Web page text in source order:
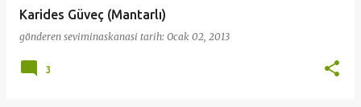
Karides Güveç (Mantarlı)
gönderen seviminaskanasi tarih: Ocak 02, 2013
3